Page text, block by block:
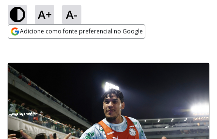
A+ A-
Adicione como fonte preferencial no Google